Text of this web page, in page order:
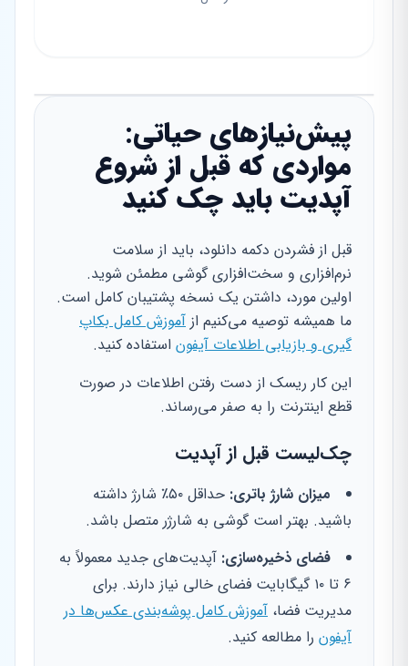
پیش‌نیازهای حیاتی:
مواردی که قبل از شروع
آپدیت باید چک کنید
قبل از فشردن دکمه دانلود، باید از سلامت
نرم‌افزاری و سخت‌افزاری گوشی مطمئن شوید.
اولین مورد، داشتن یک نسخه پشتیبان کامل است.
ما همیشه توصیه می‌کنیم از آموزش کامل بکاپ
گیری و بازیابی اطلاعات آیفون استفاده کنید.
این کار ریسک از دست رفتن اطلاعات در صورت
قطع اینترنت را به صفر می‌رساند.
چک‌لیست قبل از آپدیت
میزان شارژ باتری:
حداقل ۵۰٪ شارژ داشته
باشید. بهتر است گوشی به شارژر متصل باشد.
فضای ذخیره‌سازی: آپدیت‌های جدید معمولاً به
۶ تا ۱۰ گیگابایت فضای خالی نیاز دارند. برای
مدیریت فضا، آموزش کامل پوشه‌بندی عکس‌ها در
آیفون را مطالعه کنید.